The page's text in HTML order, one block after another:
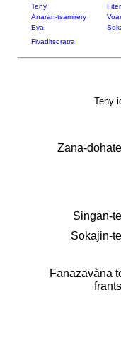
Teny
Anaran-tsamirery
Eva
Fivaditsoratra
Teny
Zana-
Singan-
Sokajin-
Fanazavàna